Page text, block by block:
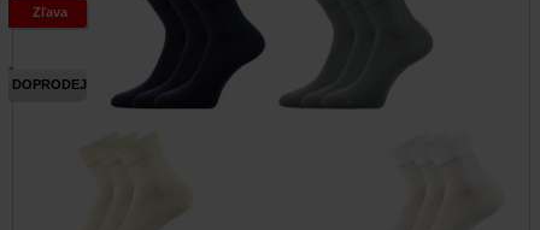
DOPRODEJ
Zľava